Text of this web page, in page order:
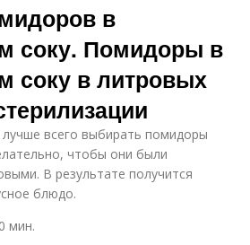
в
соку. Помидоры в
соку в литровых
всего выбирать помидоры
чтобы они были
В результате получится
блюдо.
мин.